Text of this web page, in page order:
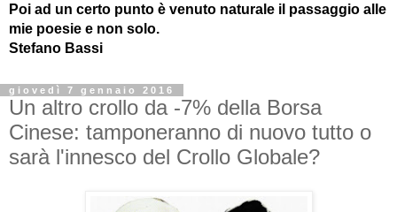
Poi ad un certo punto è venuto naturale il passaggio alle
mie poesie e non solo.
Stefano Bassi
giovedì 7 gennaio 2016
Un altro crollo da -7% della Borsa
Cinese: tamponeranno di nuovo tutto o
sarà l'innesco del Crollo Globale?